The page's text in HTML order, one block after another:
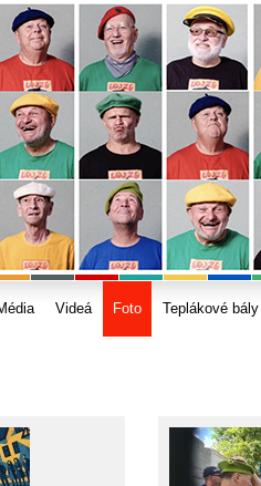
Videá Foto Teplákové bály